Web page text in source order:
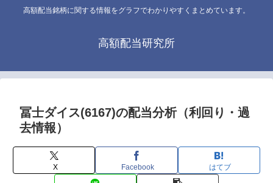
高額配当銘柄に関する情報をグラフでわかりやすくまとめています。
高額配当研究所
冨士ダイス(6167)の配当分析（利回り・過
去情報）
X Facebook はてブ